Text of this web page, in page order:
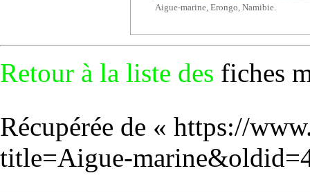
Aigue-marine, Erongo, Namibie.
Retour à la liste des fiches
Récupérée de « https://
title=Aigue-